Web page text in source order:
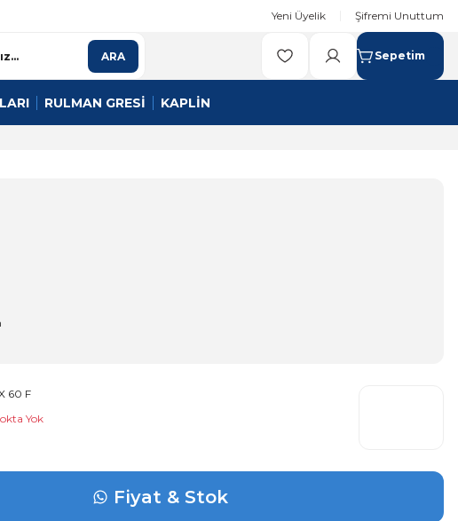
Yeni Üyelik Şifremi Unuttum
ARA Sepetim
RULMAN GRESİ KAPLİN
60 F
Yok
Fiyat & Stok